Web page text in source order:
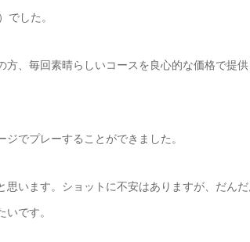
した。
、毎回素晴らしいコースを良心的な価格で提
でプレーすることができました。
います。ショットに不安はありますが、だん
です。